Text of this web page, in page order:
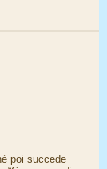
poi succede